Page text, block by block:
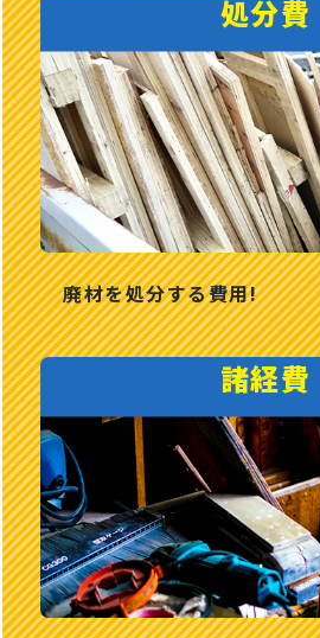
処分費
廃材を処分する費用!
諸経費